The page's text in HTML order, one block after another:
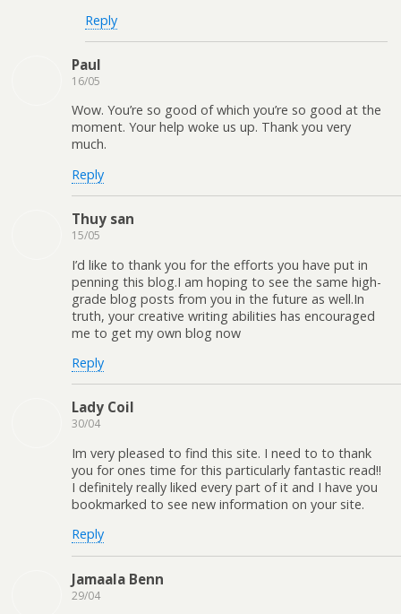
Reply
Paul
16/05
Wow. You’re so good of which you’re so good at the
moment. Your help woke us up. Thank you very
much.
Reply
Thuy san
15/05
I’d like to thank you for the efforts you have put in
penning this blog.I am hoping to see the same high-
grade blog posts from you in the future as well.In
truth, your creative writing abilities has encouraged
me to get my own blog now
Reply
Lady Coil
30/04
Im very pleased to find this site. I need to to thank
you for ones time for this particularly fantastic read!!
I definitely really liked every part of it and I have you
bookmarked to see new information on your site.
Reply
Jamaala Benn
29/04